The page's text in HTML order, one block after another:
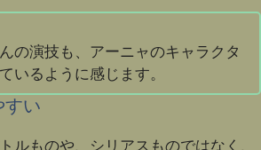
の演技も、アーニャのキャラクタ
いるように感じます。
すい
ルものや、シリアスものではなく、